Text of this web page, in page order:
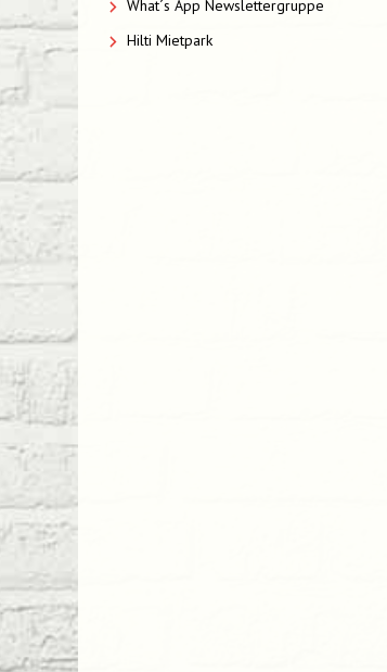
What´s App Newslettergruppe
Hilti Mietpark